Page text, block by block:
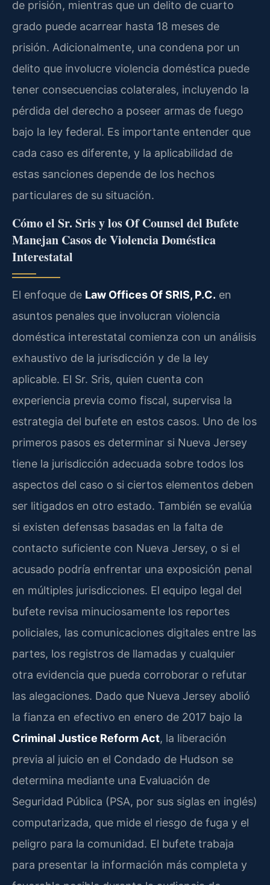
de prisión, mientras que un delito de cuarto
grado puede acarrear hasta 18 meses de
prisión. Adicionalmente, una condena por un
delito que involucre violencia doméstica puede
tener consecuencias colaterales, incluyendo la
pérdida del derecho a poseer armas de fuego
bajo la ley federal. Es importante entender que
cada caso es diferente, y la aplicabilidad de
estas sanciones depende de los hechos
particulares de su situación.
Cómo el Sr. Sris y los Of Counsel del Bufete
Manejan Casos de Violencia Doméstica
Interestatal
El enfoque de Law Offices Of SRIS, P.C. en
asuntos penales que involucran violencia
doméstica interestatal comienza con un análisis
exhaustivo de la jurisdicción y de la ley
aplicable. El Sr. Sris, quien cuenta con
experiencia previa como fiscal, supervisa la
estrategia del bufete en estos casos. Uno de los
primeros pasos es determinar si Nueva Jersey
tiene la jurisdicción adecuada sobre todos los
aspectos del caso o si ciertos elementos deben
ser litigados en otro estado. También se evalúa
si existen defensas basadas en la falta de
contacto suficiente con Nueva Jersey, o si el
acusado podría enfrentar una exposición penal
en múltiples jurisdicciones. El equipo legal del
bufete revisa minuciosamente los reportes
policiales, las comunicaciones digitales entre las
partes, los registros de llamadas y cualquier
otra evidencia que pueda corroborar o refutar
las alegaciones. Dado que Nueva Jersey abolió
la fianza en efectivo en enero de 2017 bajo la
Criminal Justice Reform Act, la liberación
previa al juicio en el Condado de Hudson se
determina mediante una Evaluación de
Seguridad Pública (PSA, por sus siglas en inglés)
computarizada, que mide el riesgo de fuga y el
peligro para la comunidad. El bufete trabaja
para presentar la información más completa y